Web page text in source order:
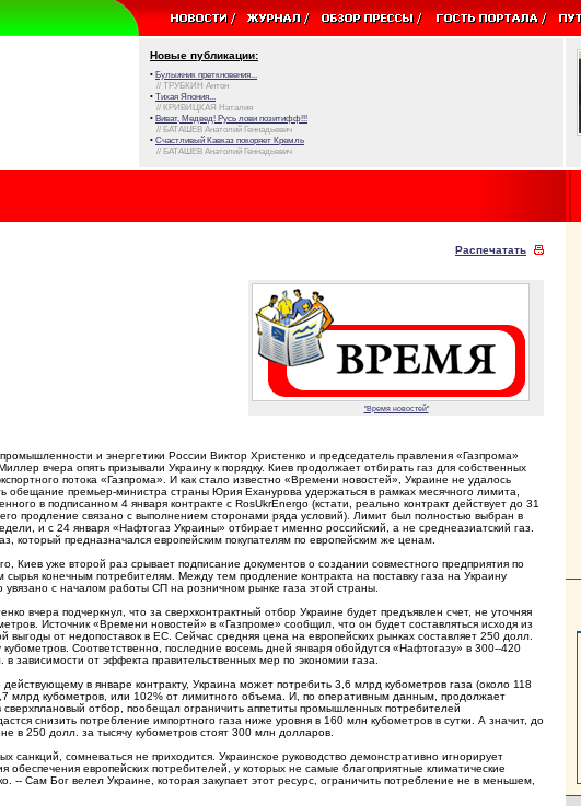
Новые публикации:
• Булыжник преткновения...
// ТРУБКИН Антон
• Тихая Япония...
// КРИВИЦКАЯ Наталия
• Виват, Медвед! Русь лови позитифф!!!
// БАТАШЕВ Анатолий Геннадьевич
• Счастливый Кавказ покоряет Кремль
// БАТАШЕВ Анатолий Геннадьевич
Распечатать
"Время новостей"
и энергетики России Виктор Христенко и председатель правления «Газпрома»
вчера опять призывали Украину к порядку. Киев продолжает отбирать газ для собственных
потока «Газпрома». И как стало известно «Времени новостей», Украине не удалось
обещание премьер-министра страны Юрия Еханурова удержаться в рамках месячного лимита,
в подписанном 4 января контракте с RosUkrEnergo (кстати, реально контракт действует до 31
его продление связано с выполнением сторонами ряда условий). Лимит был полностью выбран в
и с 24 января «Нафтогаз Украины» отбирает именно российский, а не среднеазиатский газ.
который предназначался европейским покупателям по европейским же ценам.
Киев уже второй раз срывает подписание документов о создании совместного предприятия по
сырья конечным потребителям. Между тем продление контракта на поставку газа на Украину
увязано с началом работы СП на розничном рынке газа этой страны.
вчера подчеркнул, что за сверхконтрактный отбор Украине будет предъявлен счет, не уточняя
Источник «Времени новостей» в «Газпроме» сообщил, что он будет составляться исходя из
выгоды от недопоставок в ЕС. Сейчас средняя цена на европейских рынках составляет 250 долл.
кубометров. Соответственно, последние восемь дней января обойдутся «Нафтогазу» в 300--420
в зависимости от эффекта правительственных мер по экономии газа.
действующему в январе контракту, Украина может потребить 3,6 млрд кубометров газа (около 118
млрд кубометров, или 102% от лимитного объема. И, по оперативным данным, продолжает
отбор, пообещал ограничить аппетиты промышленных потребителей
снизить потребление импортного газа ниже уровня в 160 млн кубометров в сутки. А значит, до
в 250 долл. за тысячу кубометров стоят 300 млн долларов.
сомневаться не приходится. Украинское руководство демонстративно игнорирует
европейских потребителей, у которых не самые благоприятные климатические
Сам Бог велел Украине, которая закупает этот ресурс, ограничить потребление не в меньшем,